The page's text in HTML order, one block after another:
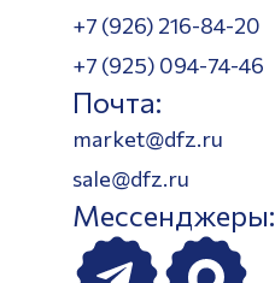
+7 (926) 216-84-20
+7 (925) 094-74-46
Почта:
market@dfz.ru
sale@dfz.ru
Мессенджеры: